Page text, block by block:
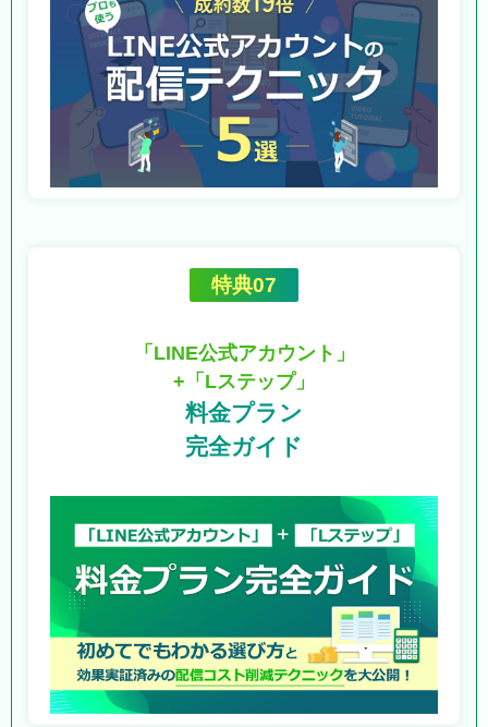
特典07
「LINE公式アカウント」
+「Lステップ」
料金プラン
完全ガイド